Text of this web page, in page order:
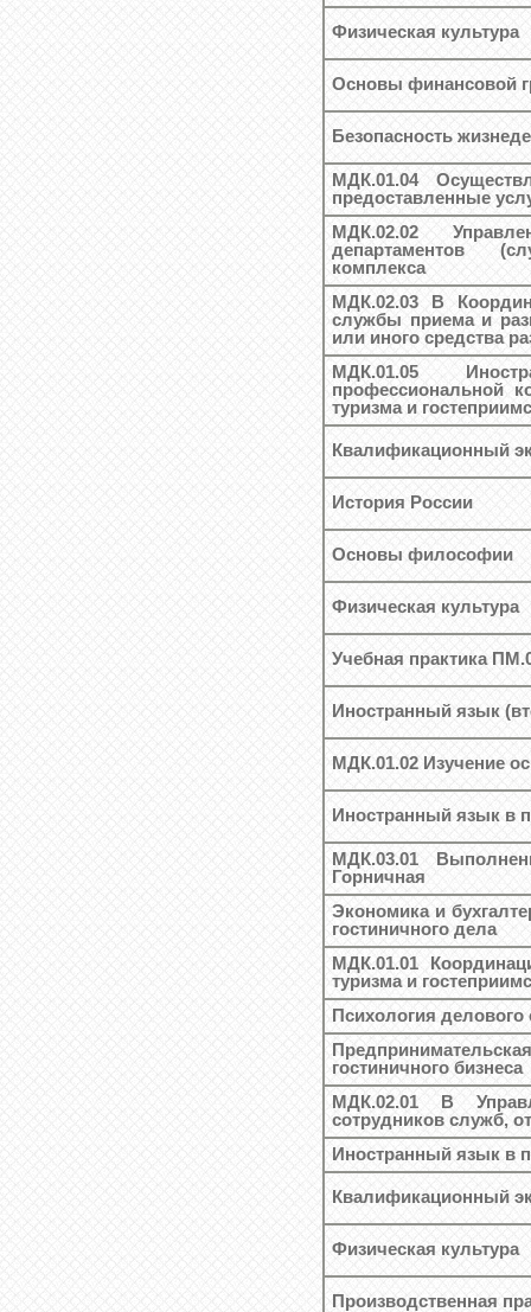
Физическая культура
Основы финансовой
Безопасность
МДК.01.04
предоставленные
МДК.02.02
департаментов
комплекса
МДК.02.03 В
службы приема и
или иного средства
МДК.01.05
профессиональной
туризма и
Квалификационный
История России
Основы философии
Физическая культура
Учебная практика
Иностранный язык
МДК.01.02 Изучение
Иностранный язык в
МДК.03.01
Горничная
Экономика и
гостиничного дела
МДК.01.01
туризма и
Психология
гостиничного бизнеса
МДК.02.01 В
сотрудников служб,
Иностранный язык в
Квалификационный
Физическая культура
Производственная